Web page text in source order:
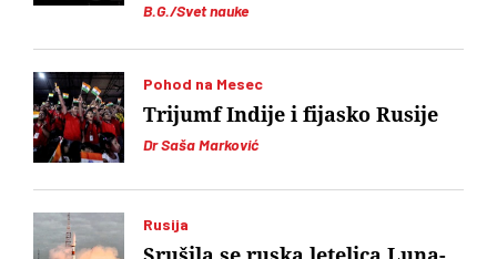
B.G./Svet nauke
Pohod na Mesec
Dr Saša Marković
Trijumf Indije i fijasko Rusije
Rusija